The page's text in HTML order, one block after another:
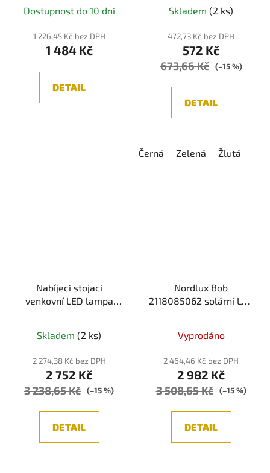
Dostupnost do 10 dní
1 226,45 Kč bez DPH
1 484 Kč
DETAIL
Skladem (2 ks)
472,73 Kč bez DPH
572 Kč
673,66 Kč (–15 %)
DETAIL
Černá Zelená Žlutá
Nabíjecí stojací
venkovní LED lampa
Skladem (2 ks)
2 274,38 Kč bez DPH
2 752 Kč
3 238,65 Kč (–15 %)
DETAIL
Nordlux Bob
2118085062 solární LED
Vyprodáno
2 464,46 Kč bez DPH
2 982 Kč
3 508,65 Kč (–15 %)
DETAIL